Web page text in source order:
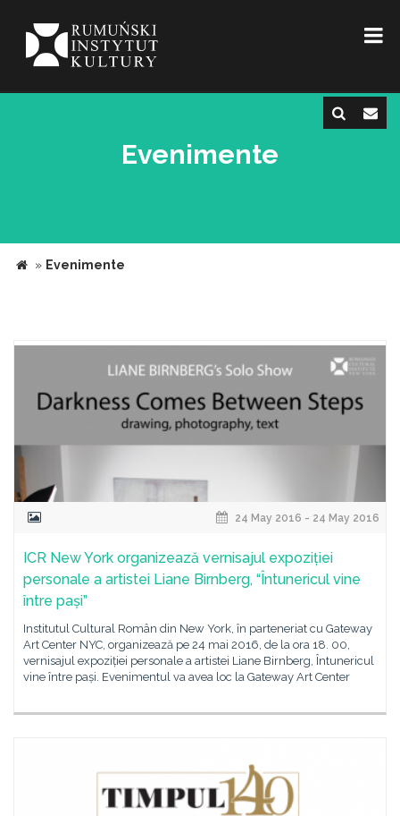
Evenimente
» Evenimente
24 May 2016 - 24 May 2016
ICR New York organizează vernisajul expoziției
personale a artistei Liane Birnberg, “Întunericul vine
între pași”
Institutul Cultural Român din New York, în parteneriat cu Gateway
Art Center NYC, organizează pe 24 mai 2016, de la ora 18. 00,
vernisajul expoziției personale a artistei Liane Birnberg, Întunericul
vine între pași. Evenimentul va avea loc la Gateway Art Center